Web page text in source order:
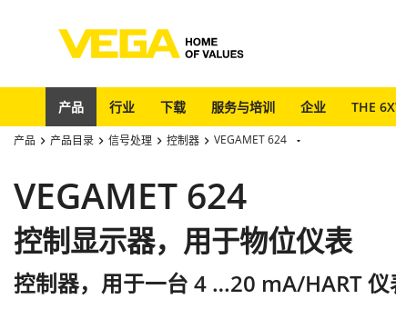
产品 行业 下载 服务与培训 企业 THE 6X
产品 产品目录 信号处理 控制器 VEGAMET 624
VEGAMET 624
控制显示器，用于物位仪表
控制器，用于一台 4 …20 mA/HART 仪